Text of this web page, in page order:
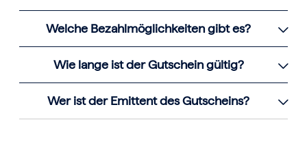
Welche Bezahlmöglichkeiten gibt es?
Wie lange ist der Gutschein gültig?
Wer ist der Emittent des Gutscheins?